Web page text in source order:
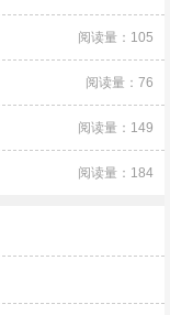
阅读量：105
阅读量：76
阅读量：149
阅读量：184